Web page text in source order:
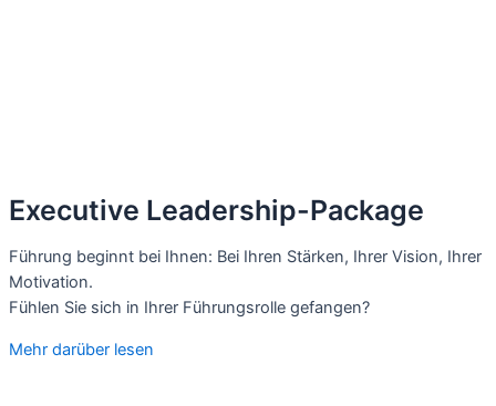
Executive Leadership-Package
Führung beginnt bei Ihnen: Bei Ihren Stärken, Ihrer Vision, Ihrer
Motivation.
Fühlen Sie sich in Ihrer Führungsrolle gefangen?
Mehr darüber lesen